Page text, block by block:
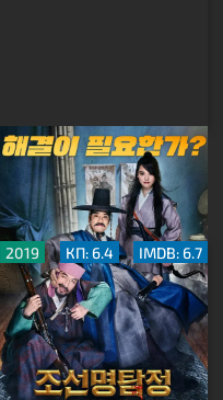
Детектив К: Тайна
демона-вампира
2019 КП: 6.4 IMDB: 6.7